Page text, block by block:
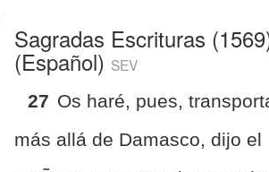
Sagradas Escrituras
(Español) SEV
27 Os haré, pues,
más allá de Damasco, dijo el